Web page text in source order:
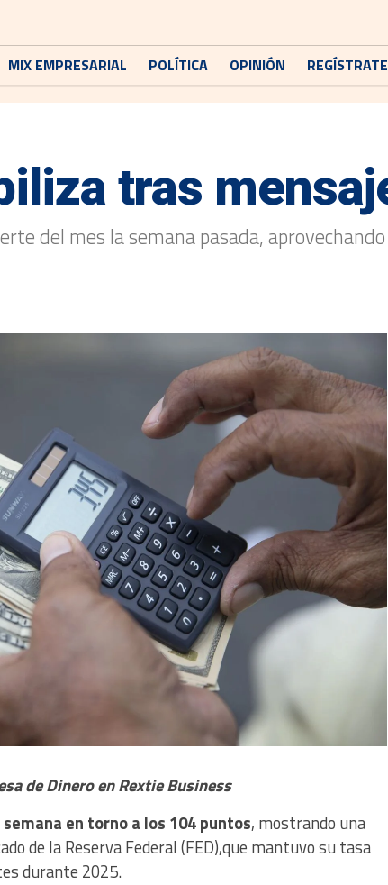
MIX EMPRESARIAL POLÍTICA OPINIÓN REGÍSTRATE
tras
del mes la semana pasada,
de Dinero en Rextie Business
en torno a los 104 puntos, mostrando una
de la Reserva Federal (FED),que mantuvo su tasa
durante 2025.